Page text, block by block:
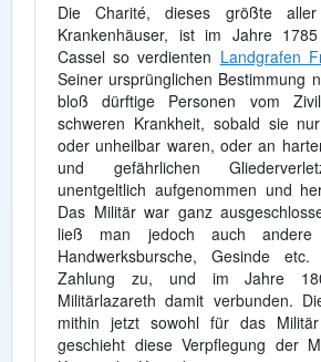
Die Charité, dieses größte aller
Krankenhäuser, ist im Jahre
Cassel so verdienten Landgrafen
Seiner ursprünglichen Bestimmung
bloß dürftige Personen vom
schweren Krankheit, sobald sie
oder unheilbar waren, oder an
und gefährlichen
unentgeltlich aufgenommen und
Das Militär war ganz
ließ man jedoch auch andere
Handwerksbursche, Gesinde
Zahlung zu, und im Jahre
Militärlazareth damit verbunden.
mithin jetzt sowohl für das
geschieht diese Verpflegung der